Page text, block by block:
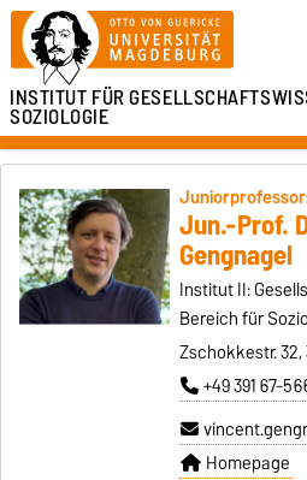
INSTITUT FÜR
SOZIOLOGIE
Jun.-Prof.
Gengnagel
Institut II:
Bereich für
Zschokkestr. 32,
+49 391 67-
Homepage